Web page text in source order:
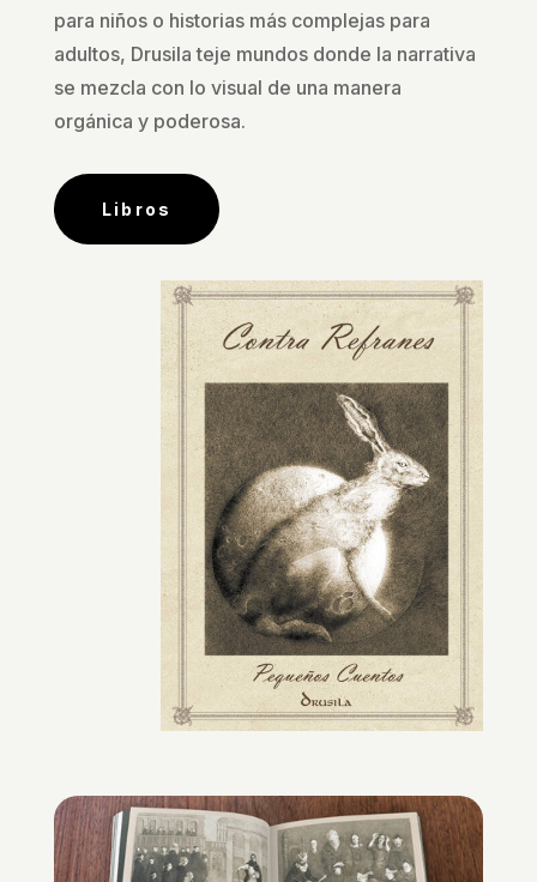
para niños o historias más complejas para
adultos, Drusila teje mundos donde la narrativa
se mezcla con lo visual de una manera
orgánica y poderosa.
Libros